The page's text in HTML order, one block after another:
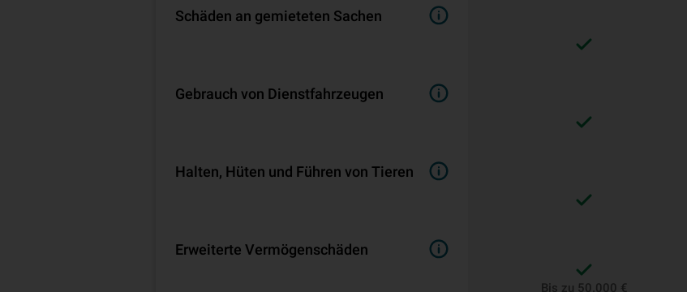
Schäden an gemieteten Sachen
Gebrauch von Dienstfahrzeugen
Halten, Hüten und Führen von Tieren
Erweiterte Vermögenschäden
Bis zu 50.000 €